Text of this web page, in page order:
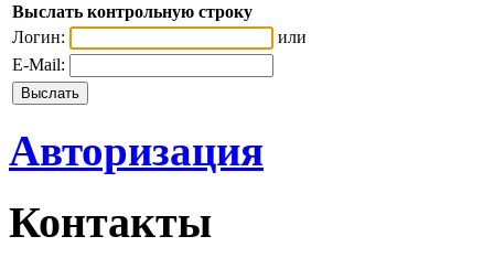
Выслать контрольную строку
Логин:
или
E-Mail:
Авторизация
Контакты